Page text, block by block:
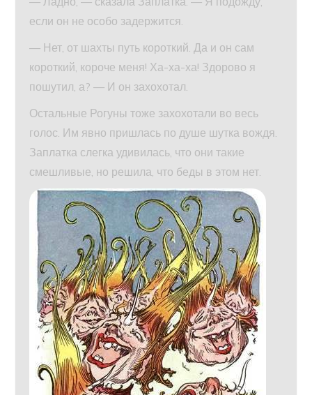
если он не особо задержится.
— Нет, от шахты путь короткий. Да и он сам
короткий, короче меня! Ха-ха-ха! Здорово я
пошутил, а? — И он захохотал.
Остальные Рогуны тоже захохотали во весь
голос. Им явно пришлась по душе шутка вождя.
Заплатка слегка удивилась, что они такие
смешливые, но решила, что беды в этом нет.